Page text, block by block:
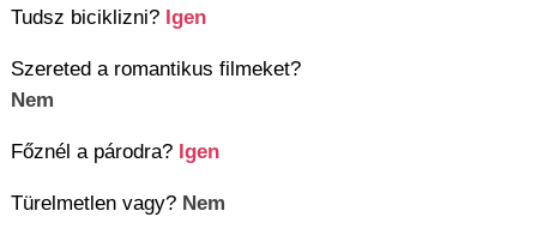
Tudsz biciklizni? Igen
Szereted a romantikus filmeket?
Nem
Főznél a párodra? Igen
Türelmetlen vagy? Nem